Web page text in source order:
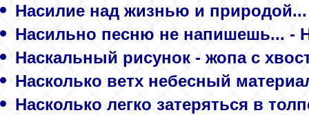
Насилие над жизнью и
Насильно песню не напишешь... -
Наскальный рисунок - жопа с
Насколько ветх небесный
Насколько легко затеряться в